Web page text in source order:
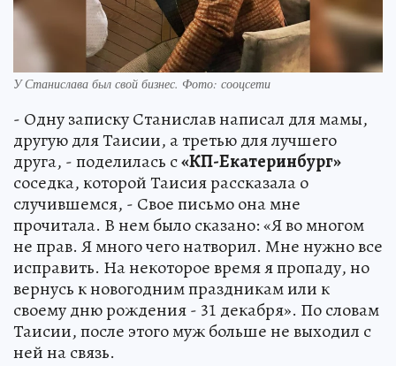
У Станислава был свой бизнес. Фото: сооцсети
- Одну записку Станислав написал для мамы,
другую для Таисии, а третью для лучшего
друга, - поделилась с«КП-Екатеринбург»
соседка, которой Таисия рассказала о
случившемся, - Свое письмо она мне
прочитала. В нем было сказано: «Я во многом
не прав. Я много чего натворил. Мне нужно все
исправить. На некоторое время я пропаду, но
вернусь к новогодним праздникам или к
своему дню рождения - 31 декабря». По словам
Таисии, после этого муж больше не выходил с
ней на связь.